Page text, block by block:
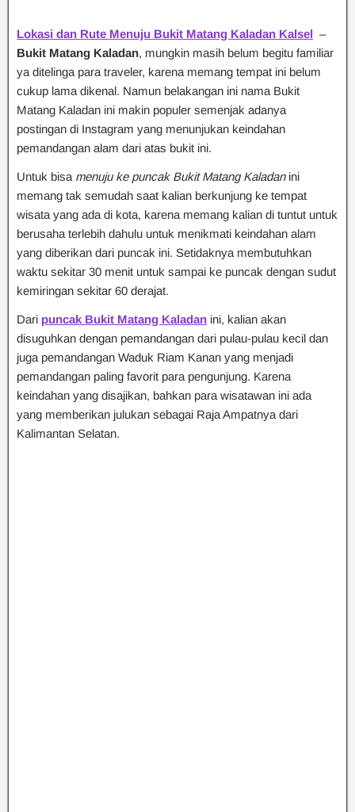
Lokasi dan Rute Menuju Bukit Matang Kaladan Kalsel –
Bukit Matang Kaladan, mungkin masih belum begitu familiar
ya ditelinga para traveler, karena memang tempat ini belum
cukup lama dikenal. Namun belakangan ini nama Bukit
Matang Kaladan ini makin populer semenjak adanya
postingan di Instagram yang menunjukan keindahan
pemandangan alam dari atas bukit ini.
Untuk bisa menuju ke puncak Bukit Matang Kaladanini
memang tak semudah saat kalian berkunjung ke tempat
wisata yang ada di kota, karena memang kalian di tuntut untuk
berusaha terlebih dahulu untuk menikmati keindahan alam
yang diberikan dari puncak ini. Setidaknya membutuhkan
waktu sekitar 30 menit untuk sampai ke puncak dengan sudut
kemiringan sekitar 60 derajat.
Dari puncak Bukit Matang Kaladan ini, kalian akan
disuguhkan dengan pemandangan dari pulau-pulau kecil dan
juga pemandangan Waduk Riam Kanan yang menjadi
pemandangan paling favorit para pengunjung. Karena
keindahan yang disajikan, bahkan para wisatawan ini ada
yang memberikan julukan sebagai Raja Ampatnya dari
Kalimantan Selatan.